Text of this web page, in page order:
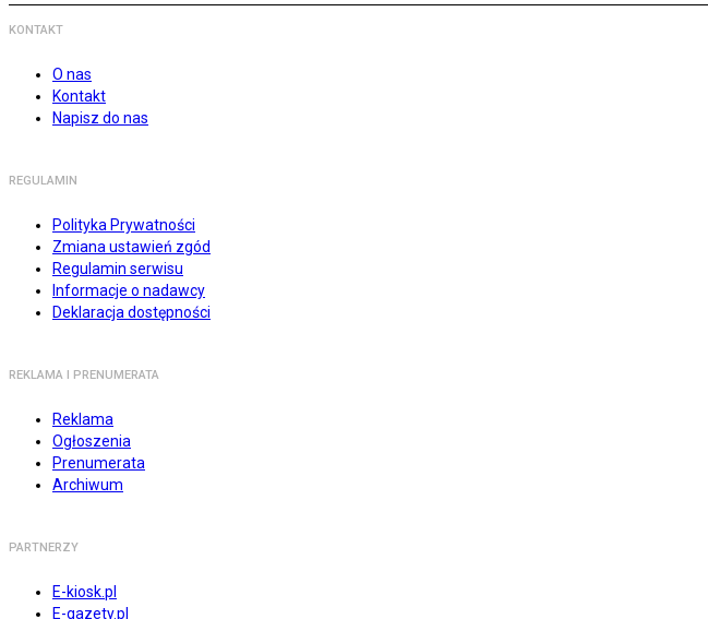
KONTAKT
O nas
Kontakt
Napisz do nas
REGULAMIN
Polityka Prywatności
Zmiana ustawień zgód
Regulamin serwisu
Informacje o nadawcy
Deklaracja dostępności
REKLAMA I PRENUMERATA
Reklama
Ogłoszenia
Prenumerata
Archiwum
PARTNERZY
E-kiosk.pl
E-gazety.pl